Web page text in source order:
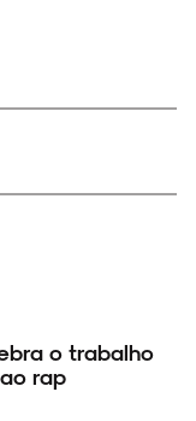
o trabalho
rap